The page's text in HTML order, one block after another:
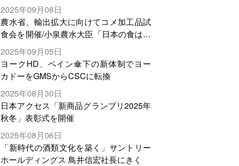
2025年09月08日
農水省、輸出拡大に向けてコメ加工品試
食会を開催/小泉農水大臣「日本の食は世
界でトップをとれる。米増産に向けて、
米輸出需要の拡大を」
2025年09月05日
ヨークHD、ベイン傘下の新体制でヨー
カドーをGMSからCSCに転換
2025年08月30日
日本アクセス「新商品グランプリ2025年
秋冬」表彰式を開催
2025年08月06日
「新時代の酒類文化を築く」サントリー
ホールディングス 鳥井信宏社長にきく